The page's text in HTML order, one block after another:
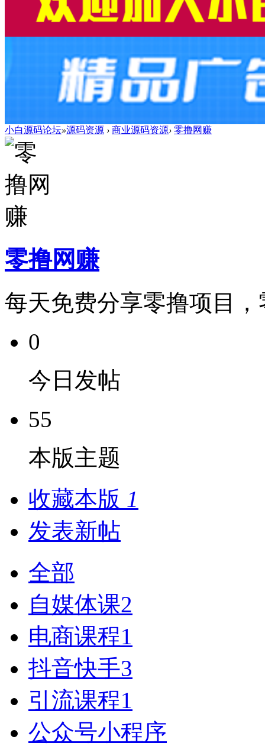
小白源码论坛»源码资源 › 商业源码资源› 零撸网赚
零撸网赚
每天免费分享零撸项目
0
今日发帖
55
本版主题
收藏本版 1
发表新帖
全部
自媒体课2
电商课程1
抖音快手3
引流课程1
公众号小程序